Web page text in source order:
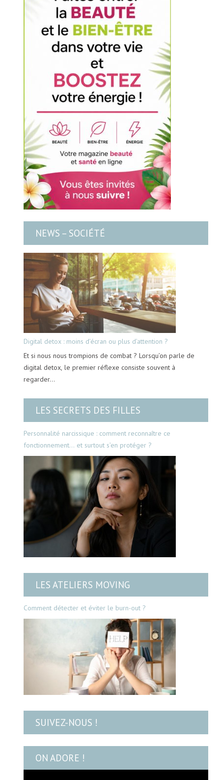
NEWS – SOCIÉTÉ
Digital detox : moins d’écran ou plus d’attention ?
Et si nous nous trompions de combat ? Lorsqu’on parle de
digital detox, le premier réflexe consiste souvent à
regarder…
LES SECRETS DES FILLES
Personnalité narcissique : comment reconnaître ce
fonctionnement… et surtout s’en protéger ?
LES ATELIERS MOVING
Comment détecter et éviter le burn-out ?
SUIVEZ-NOUS !
ON ADORE !